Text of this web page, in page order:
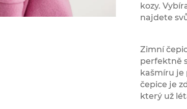
kozy.
najdete
Zimní
perfektně
kašmíru je
čepice je
který už